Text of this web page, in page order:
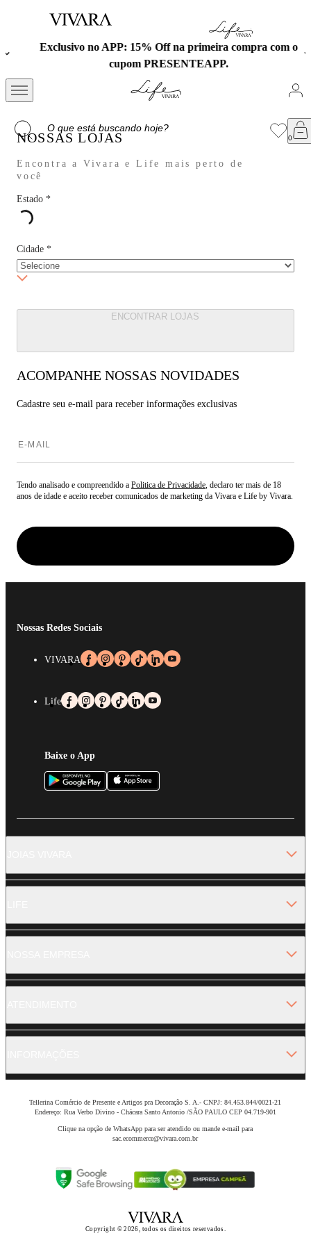
Exclusivo no APP: 15% Off na primeira compra com o
cupom PRESENTEAPP.
NOSSAS LOJAS
Encontra a Vivara e Life mais perto de
você
Estado *
Cidade *
ENCONTRAR LOJAS
ACOMPANHE NOSSAS NOVIDADES
Cadastre seu e-mail para receber informações exclusivas
Tendo analisado e compreendido a Politica de Privacidade, declaro ter mais de 18
anos de idade e aceito receber comunicados de marketing da Vivara e Life by Vivara.
Nossas Redes Sociais
VIVARA
Life
Baixe o App
Tellerina Comércio de Presente e Artigos pra Decoração S. A.- CNPJ: 84.453.844/0021-21
Endereço: Rua Verbo Divino - Chácara Santo Antonio /SÃO PAULO CEP 04.719-901
Clique na opção de WhatsApp para ser atendido ou mande e-mail para
sac.ecommerce@vivara.com.br
Copyright © 2026, todos os direitos reservados.